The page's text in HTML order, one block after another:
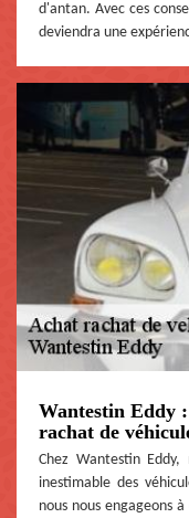
d'antan. Avec ces
deviendra une
Wantestin Eddy
rachat de
Chez Wantestin
inestimable des
nous nous engageons